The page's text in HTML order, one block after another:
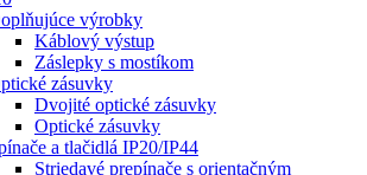
výrobky
Káblový výstup
Záslepky s mostíkom
zásuvky
Dvojité optické zásuvky
Optické zásuvky
a tlačidlá IP20/IP44
Striedavé prepínače s orientačným